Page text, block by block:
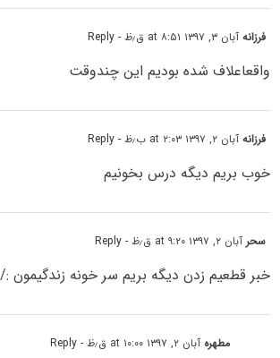
فرزانهآبان ۳, ۱۳۹۷ at ۸:۵۱ ق٫ظ - Reply
واقعاعلاف شده بودیم این چندوقت
فرزانهآبان ۲, ۱۳۹۷ at ۲:۰۳ ب٫ظ - Reply
خوب بریم دیگه درس بخونیم
سحرآبان ۲, ۱۳۹۷ at ۹:۲۰ ق٫ظ - Reply
خبر قطعیم زدن دیگه بریم سر خونه زندگیمون :/
مطهره آبان ۲, ۱۳۹۷ at ۱۰:۰۰ ق٫ظ - Reply